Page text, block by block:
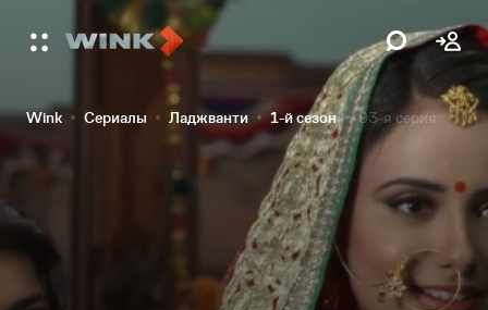
Wink Сериалы Ладжванти 1-й сезон 93-я серия